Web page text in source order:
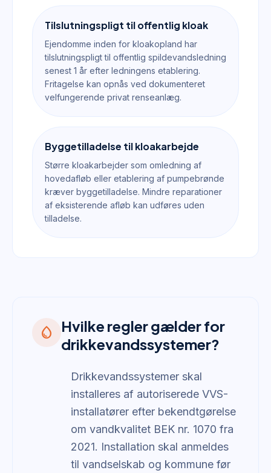
Tilslutningspligt til offentlig kloak
Ejendomme inden for kloakopland har
tilslutningspligt til offentlig spildevandsledning
senest 1 år efter ledningens etablering.
Fritagelse kan opnås ved dokumenteret
velfungerende privat renseanlæg.
Byggetilladelse til kloakarbejde
Større kloakarbejder som omledning af
hovedafløb eller etablering af pumpebrønde
kræver byggetilladelse. Mindre reparationer
af eksisterende afløb kan udføres uden
tilladelse.
water_drop
Hvilke regler gælder for
drikkevandssystemer?
Drikkevandssystemer skal
installeres af autoriserede VVS-
installatører efter bekendtgørelse
om vandkvalitet BEK nr. 1070 fra
2021. Installation skal anmeldes
til vandselskab og kommune før